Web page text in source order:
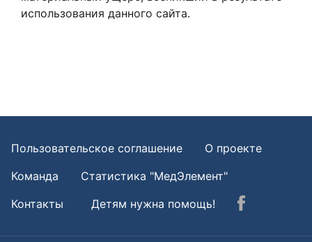
использования данного сайта.
Пользовательское соглашение
О проекте
Команда
Статистика "МедЭлемент"
Контакты
Детям нужна помощь!